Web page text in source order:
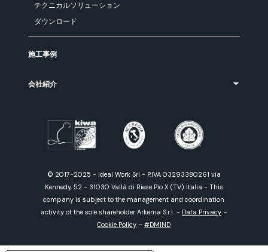
テクニカルソリューション
ダウンロード
施工事例
会社紹介
© 2017-2025 - Ideal Work Srl - P.IVA 03293380261 via
Kennedy, 52 - 31030 Vallà di Riese Pio X (TV) Italia - This
company is subject to the management and coordination
activity of the sole shareholder Arkema S.r.l. - Data Privacy -
Cookie Policy -#DMIND